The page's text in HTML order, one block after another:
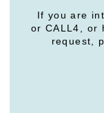
If you are
or CALL4, or
request,